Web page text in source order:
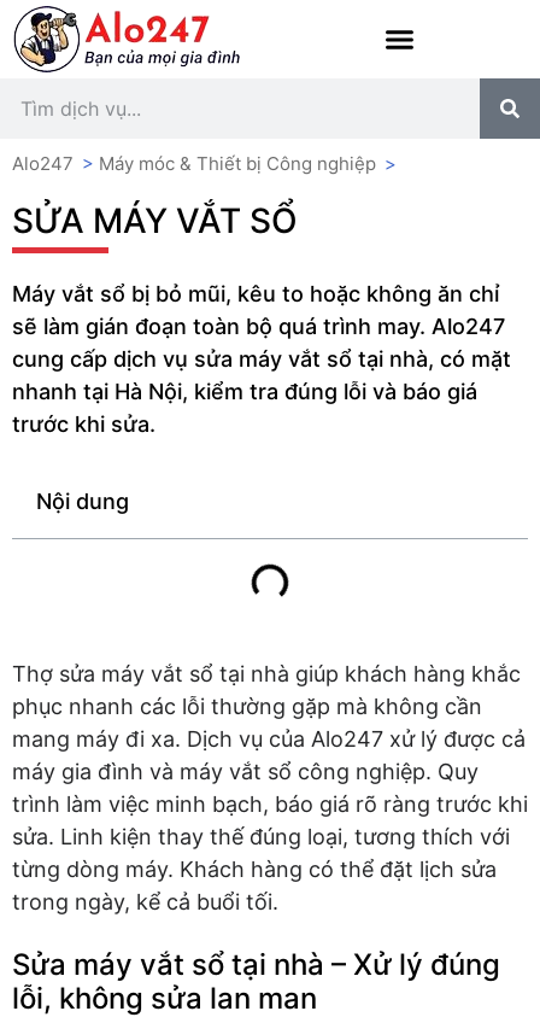
Alo247 > Máy móc & Thiết bị Công nghiệp >
SỬA MÁY VẮT SỔ
Máy vắt sổ bị bỏ mũi, kêu to hoặc không ăn chỉ
sẽ làm gián đoạn toàn bộ quá trình may. Alo247
cung cấp dịch vụ sửa máy vắt sổ tại nhà, có mặt
nhanh tại Hà Nội, kiểm tra đúng lỗi và báo giá
trước khi sửa.
Nội dung
Thợ sửa máy vắt sổ tại nhà giúp khách hàng khắc
phục nhanh các lỗi thường gặp mà không cần
mang máy đi xa. Dịch vụ của Alo247 xử lý được cả
máy gia đình và máy vắt sổ công nghiệp. Quy
trình làm việc minh bạch, báo giá rõ ràng trước khi
sửa. Linh kiện thay thế đúng loại, tương thích với
từng dòng máy. Khách hàng có thể đặt lịch sửa
trong ngày, kể cả buổi tối.
Sửa máy vắt sổ tại nhà – Xử lý đúng
lỗi, không sửa lan man